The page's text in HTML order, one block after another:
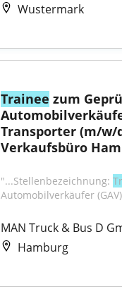
Wustermark
Trainee zum
Transporter (m/w/
Verkaufsbüro
"...Stellenbezeichnung:
Automobilverkäufer
MAN Truck & Bus D
Hamburg